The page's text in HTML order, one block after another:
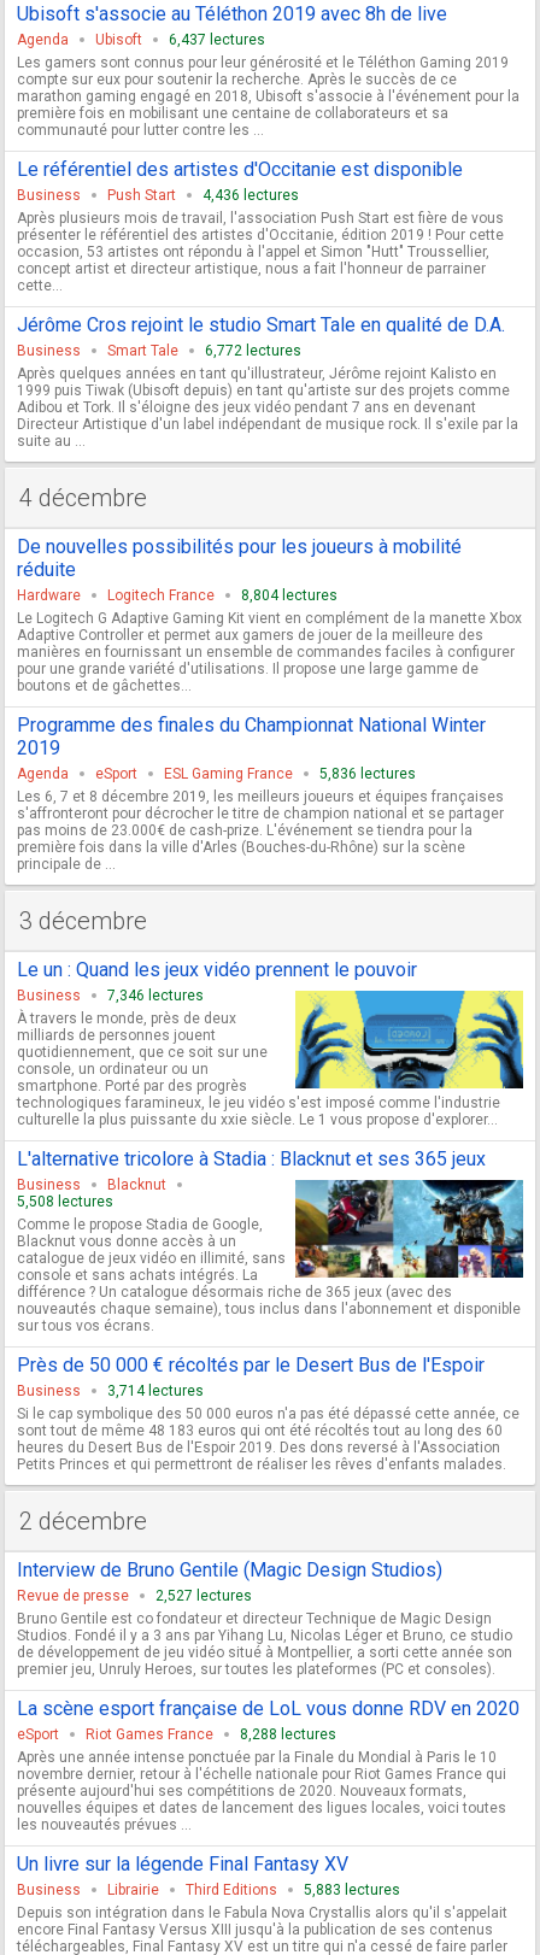
Ubisoft s'associe au Téléthon 2019 avec 8h de live
Agenda Ubisoft
6,437 lectures
Les gamers sont connus pour leur générosité et le Téléthon Gaming 2019
compte sur eux pour soutenir la recherche. Après le succès de ce
marathon gaming engagé en 2018, Ubisoft s'associe à l'événement pour la
première fois en mobilisant une centaine de collaborateurs et sa
communauté pour lutter contre les ...
Le référentiel des artistes d'Occitanie est disponible
Business Push Start
4,436 lectures
Après plusieurs mois de travail, l'association Push Start est fière de vous
présenter le référentiel des artistes d'Occitanie, édition 2019 ! Pour cette
occasion, 53 artistes ont répondu à l'appel et Simon "Hutt" Troussellier,
concept artist et directeur artistique, nous a fait l'honneur de parrainer
cette...
Jérôme Cros rejoint le studio Smart Tale en qualité de D.A.
Business Smart Tale
6,772 lectures
Après quelques années en tant qu'illustrateur, Jérôme rejoint Kalisto en
1999 puis Tiwak (Ubisoft depuis) en tant qu'artiste sur des projets comme
Adibou et Tork. Il s'éloigne des jeux vidéo pendant 7 ans en devenant
Directeur Artistique d'un label indépendant de musique rock. Il s'exile par la
suite au ...
4 décembre
De nouvelles possibilités pour les joueurs à mobilité
réduite
Hardware Logitech France
8,804 lectures
Le Logitech G Adaptive Gaming Kit vient en complément de la manette Xbox
Adaptive Controller et permet aux gamers de jouer de la meilleure des
manières en fournissant un ensemble de commandes faciles à configurer
pour une grande variété d'utilisations. Il propose une large gamme de
boutons et de gâchettes...
Programme des finales du Championnat National Winter
2019
Agenda eSport ESL Gaming France
5,836 lectures
Les 6, 7 et 8 décembre 2019, les meilleurs joueurs et équipes françaises
s'affronteront pour décrocher le titre de champion national et se partager
pas moins de 23.000€ de cash-prize. L'événement se tiendra pour la
première fois dans la ville d'Arles (Bouches-du-Rhône) sur la scène
principale de ...
3 décembre
Le un : Quand les jeux vidéo prennent le pouvoir
Business
7,346 lectures
À travers le monde, près de deux
milliards de personnes jouent
quotidiennement, que ce soit sur une
console, un ordinateur ou un
smartphone. Porté par des progrès
technologiques faramineux, le jeu vidéo s'est imposé comme l'industrie
culturelle la plus puissante du xxie siècle. Le 1 vous propose d'explorer...
L'alternative tricolore à Stadia : Blacknut et ses 365 jeux
Business
Blacknut
5,508 lectures
Comme le propose Stadia de Google,
Blacknut vous donne accès à un
catalogue de jeux vidéo en illimité, sans
console et sans achats intégrés. La
différence ? Un catalogue désormais riche de 365 jeux (avec des
nouveautés chaque semaine), tous inclus dans l'abonnement et disponible
sur tous vos écrans.
Près de 50 000 € récoltés par le Desert Bus de l'Espoir
Business
3,714 lectures
Si le cap symbolique des 50 000 euros n'a pas été dépassé cette année, ce
sont tout de même 48 183 euros qui ont été récoltés tout au long des 60
heures du Desert Bus de l'Espoir 2019. Des dons reversé à l'Association
Petits Princes et qui permettront de réaliser les rêves d'enfants malades.
2 décembre
Interview de Bruno Gentile (Magic Design Studios)
Revue de presse
2,527 lectures
Bruno Gentile est co fondateur et directeur Technique de Magic Design
Studios. Fondé il y a 3 ans par Yihang Lu, Nicolas Léger et Bruno, ce studio
de développement de jeu vidéo situé à Montpellier, a sorti cette année son
premier jeu, Unruly Heroes, sur toutes les plateformes (PC et consoles).
La scène esport française de LoL vous donne RDV en 2020
eSport Riot Games France
8,288 lectures
Après une année intense ponctuée par la Finale du Mondial à Paris le 10
novembre dernier, retour à l'échelle nationale pour Riot Games France qui
présente aujourd'hui ses compétitions de 2020. Nouveaux formats,
nouvelles équipes et dates de lancement des ligues locales, voici toutes
les nouveautés prévues ...
Un livre sur la légende Final Fantasy XV
Business Librairie Third Editions
5,883 lectures
Depuis son intégration dans le Fabula Nova Crystallis alors qu'il s'appelait
encore Final Fantasy Versus XIII jusqu'à la publication de ses contenus
téléchargeables, Final Fantasy XV est un titre qui n'a cessé de faire parler